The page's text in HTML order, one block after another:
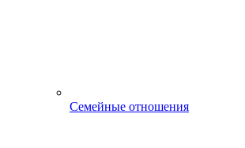
Семейные отношения